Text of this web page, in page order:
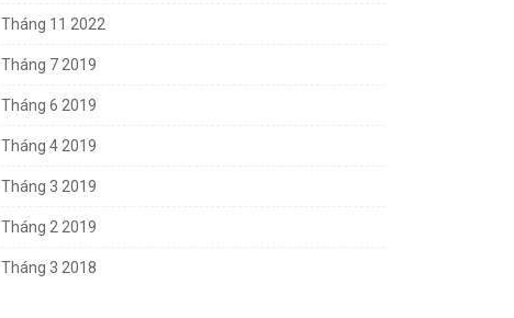
Tháng 11 2022
Tháng 7 2019
Tháng 6 2019
Tháng 4 2019
Tháng 3 2019
Tháng 2 2019
Tháng 3 2018